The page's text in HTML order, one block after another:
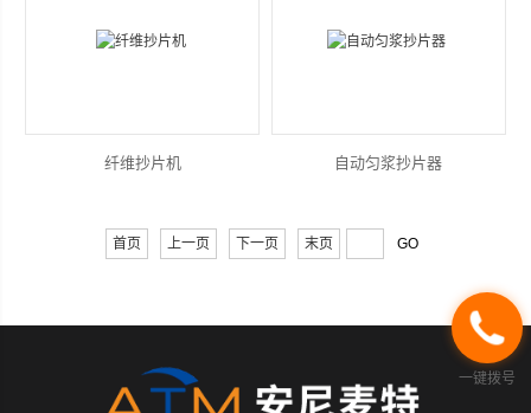
纤维抄片机 自动匀浆抄片器
首页 上一页 下一页 末页
一键拨号